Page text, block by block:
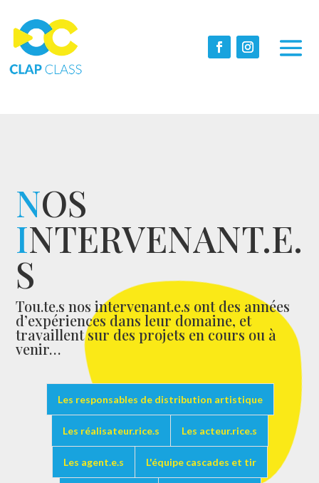
NOS
INTERVENANT.E.
S
Tou.te.s nos intervenant.e.s ont des années
d’expériences dans leur domaine, et
travaillent sur des projets en cours ou à
venir…
Les responsables de distribution artistique
Les réalisateur.rice.s Les acteur.rice.s
Les agent.e.s L'équipe cascades et tir